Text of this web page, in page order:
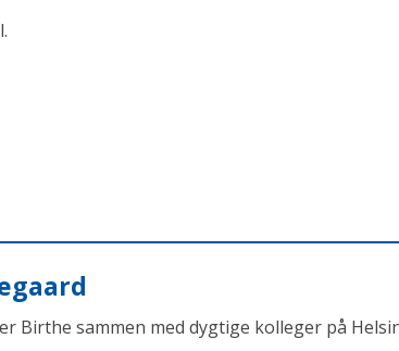
Birthe sammen med dygtige kolleger på